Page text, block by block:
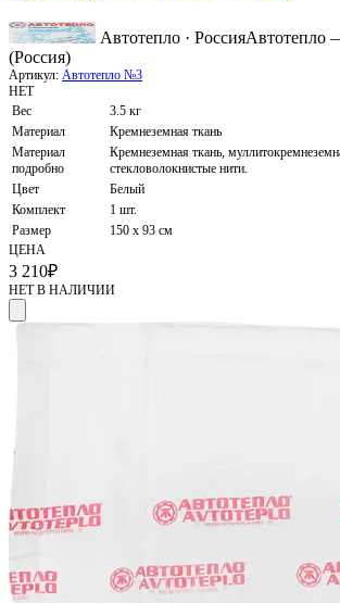
Автотепло · РоссияАвтотепло
(Россия)
Артикул: Автотепло №3
НЕТ
Вес
3.5 кг
Материал
Кремнеземная ткань
Материал
подробно
Кремнеземная ткань,
стекловолокнистые нити.
Цвет
Белый
Комплект
1 шт.
Размер
150 х 93 см
ЦЕНА
3 210₽
НЕТ В НАЛИЧИИ